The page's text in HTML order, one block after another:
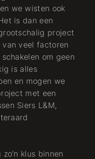
we wisten ook
is dan een
project
veel factoren
om geen
is alles
en mogen we
met een
Siers L&M,
klus binnen